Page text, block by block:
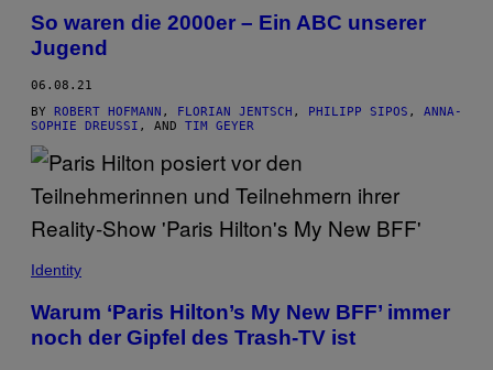
So waren die 2000er – Ein ABC unserer
Jugend
06.08.21
BY
ROBERT HOFMANN , FLORIAN JENTSCH , PHILIPP SIPOS , ANNA-
SOPHIE DREUSSI , AND TIM GEYER
Identity
Warum ‘Paris Hilton’s My New BFF’ immer
noch der Gipfel des Trash-TV ist